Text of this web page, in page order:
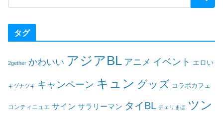
タグ
2gether かわいい アジアBL アニメ イベント エロい
キヅナツキ キャンペーン キュン グッズ コラボカフェ
コンティニュエ サイン サラリーマン タイBL チェリまほ ツン